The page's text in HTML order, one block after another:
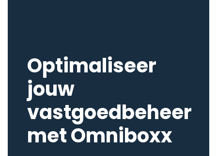
Optimaliseer
jouw
vastgoedbeheer
met Omniboxx